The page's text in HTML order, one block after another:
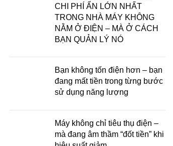
CHI PHÍ ẨN LỚN NHẤT
TRONG NHÀ MÁY KHÔNG
NẰM Ở ĐIỆN – MÀ Ở CÁCH
BẠN QUẢN LÝ NÓ
Bạn không tốn điện hơn – bạn
đang mất tiền trong từng bước
sử dụng năng lượng
Máy không chỉ tiêu thụ điện –
mà đang âm thầm “đốt tiền” khi